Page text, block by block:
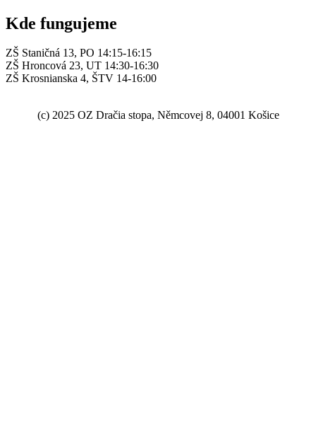
Kde fungujeme
ZŠ Staničná 13, PO 14:15-16:15
ZŠ Hroncová 23, UT 14:30-16:30
ZŠ Krosnianska 4, ŠTV 14-16:00
(c) 2025 OZ Dračia stopa, Němcovej 8, 04001 Košice